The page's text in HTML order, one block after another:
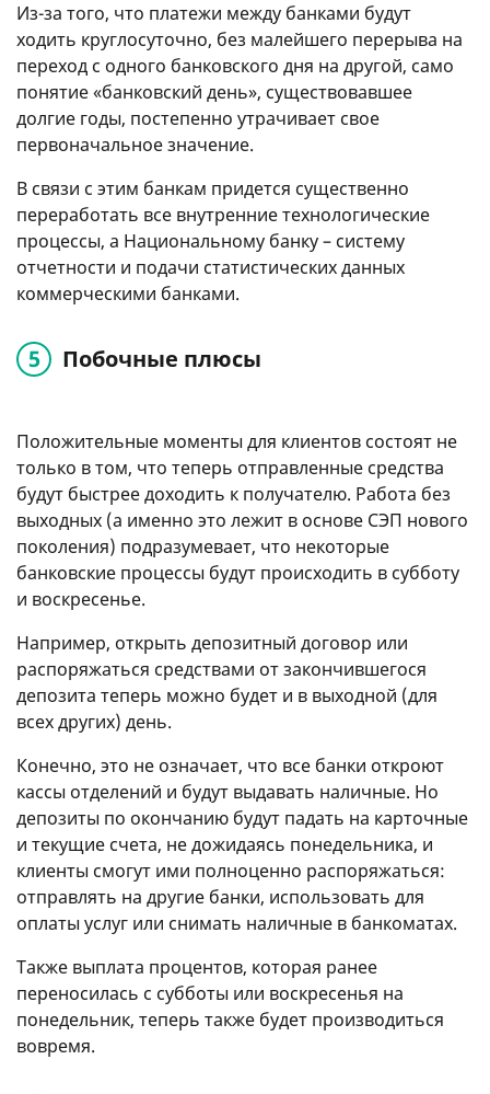
Из-за того, что платежи между банками будут
ходить круглосуточно, без малейшего перерыва на
переход с одного банковского дня на другой, само
понятие «банковский день», существовавшее
долгие годы, постепенно утрачивает свое
первоначальное значение.
В связи с этим банкам придется существенно
переработать все внутренние технологические
процессы, а Национальному банку – систему
отчетности и подачи статистических данных
коммерческими банками.
Побочные плюсы
Положительные моменты для клиентов состоят не
только в том, что теперь отправленные средства
будут быстрее доходить к получателю. Работа без
выходных (а именно это лежит в основе СЭП нового
поколения) подразумевает, что некоторые
банковские процессы будут происходить в субботу
и воскресенье.
Например, открыть депозитный договор или
распоряжаться средствами от закончившегося
депозита теперь можно будет и в выходной (для
всех других) день.
Конечно, это не означает, что все банки откроют
кассы отделений и будут выдавать наличные. Но
депозиты по окончанию будут падать на карточные
и текущие счета, не дожидаясь понедельника, и
клиенты смогут ими полноценно распоряжаться:
отправлять на другие банки, использовать для
оплаты услуг или снимать наличные в банкоматах.
Также выплата процентов, которая ранее
переносилась с субботы или воскресенья на
понедельник, теперь также будет производиться
вовремя.